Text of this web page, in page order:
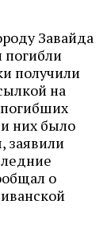
Завайда
погибли
получили
на
них было
заявили
о